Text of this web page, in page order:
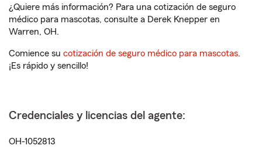
¿Quiere más información? Para una cotización de seguro
médico para mascotas, consulte a Derek Knepper en
Warren, OH.
Comience su cotización de seguro médico para mascotas.
¡Es rápido y sencillo!
Credenciales y licencias del agente:
OH-1052813